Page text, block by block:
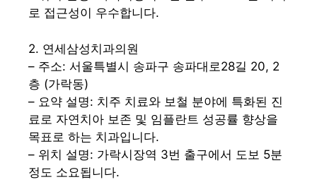
로 접근성이 우수합니다.
2. 연세삼성치과의원
– 주소: 서울특별시 송파구 송파대로28길 20, 2
층 (가락동)
– 요약 설명: 치주 치료와 보철 분야에 특화된 진
료로 자연치아 보존 및 임플란트 성공률 향상을
목표로 하는 치과입니다.
– 위치 설명: 가락시장역 3번 출구에서 도보 5분
정도 소요됩니다.